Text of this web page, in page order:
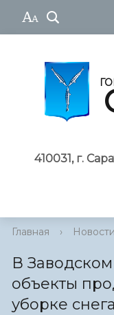
410031, г.
Главная › Новости
В
объекты
уборке снега